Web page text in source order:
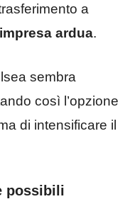
a
impresa ardua.
sembra
così l’opzione
di intensificare il
possibili